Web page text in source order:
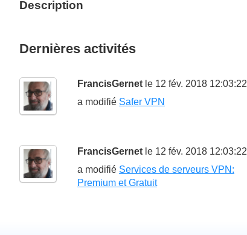
Description
Dernières activités
FrancisGernet le 12 fév. 2018 12:03:22
a modifié Safer VPN
FrancisGernet le 12 fév. 2018 12:03:22
a modifié Services de serveurs VPN:
Premium et Gratuit